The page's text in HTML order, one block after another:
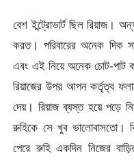
বেশ ইন্ট্রোভার্ট ছিল রিয়াজ।
করত। পরিবারের অনেক দিক
এবং এই নিয়ে অনেক চোট-পাট
রিয়াজের উপর আপন কর্তৃত্ব
দেয়। রিয়াজ ব্যস্ত হয়ে পড়ে
রুহিকে সে খুব ভালোবাসতো।
পেরে রুহি একদিন নিজের